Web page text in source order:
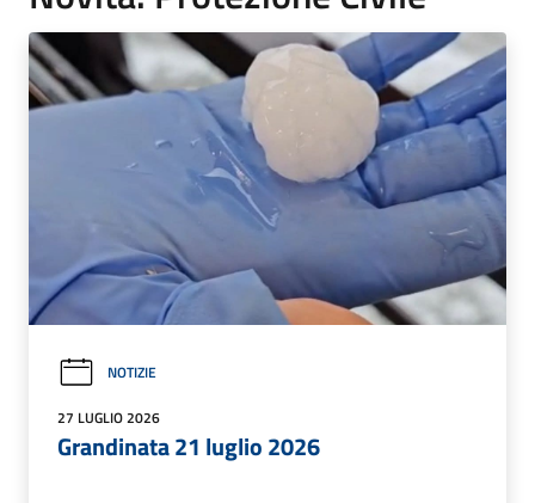
NOTIZIE
27 LUGLIO 2026
Grandinata 21 luglio 2026